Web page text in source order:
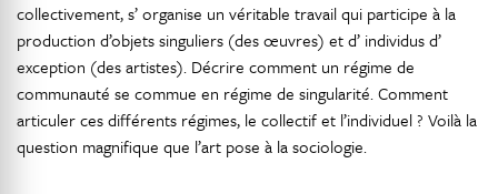
collectivement, s’ organise un véritable travail qui participe à la
production d’objets singuliers (des œuvres) et d’ individus d’
exception (des artistes). Décrire comment un régime de
communauté se commue en régime de singularité. Comment
articuler ces différents régimes, le collectif et l’individuel ? Voilà la
question magnifique que l’art pose à la sociologie.